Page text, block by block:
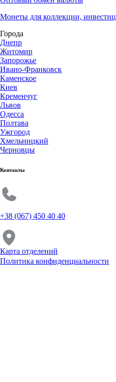
Монеты для коллекции,
Города
Днепр
Житомир
Запорожье
Ивано-Франковск
Каменское
Киев
Кременчуг
Львов
Одесса
Полтава
Ужгород
Хмельницкий
Черновцы
Контакты
+38 (067) 450 40 40
Карта отделений
Политика конфиденциальности